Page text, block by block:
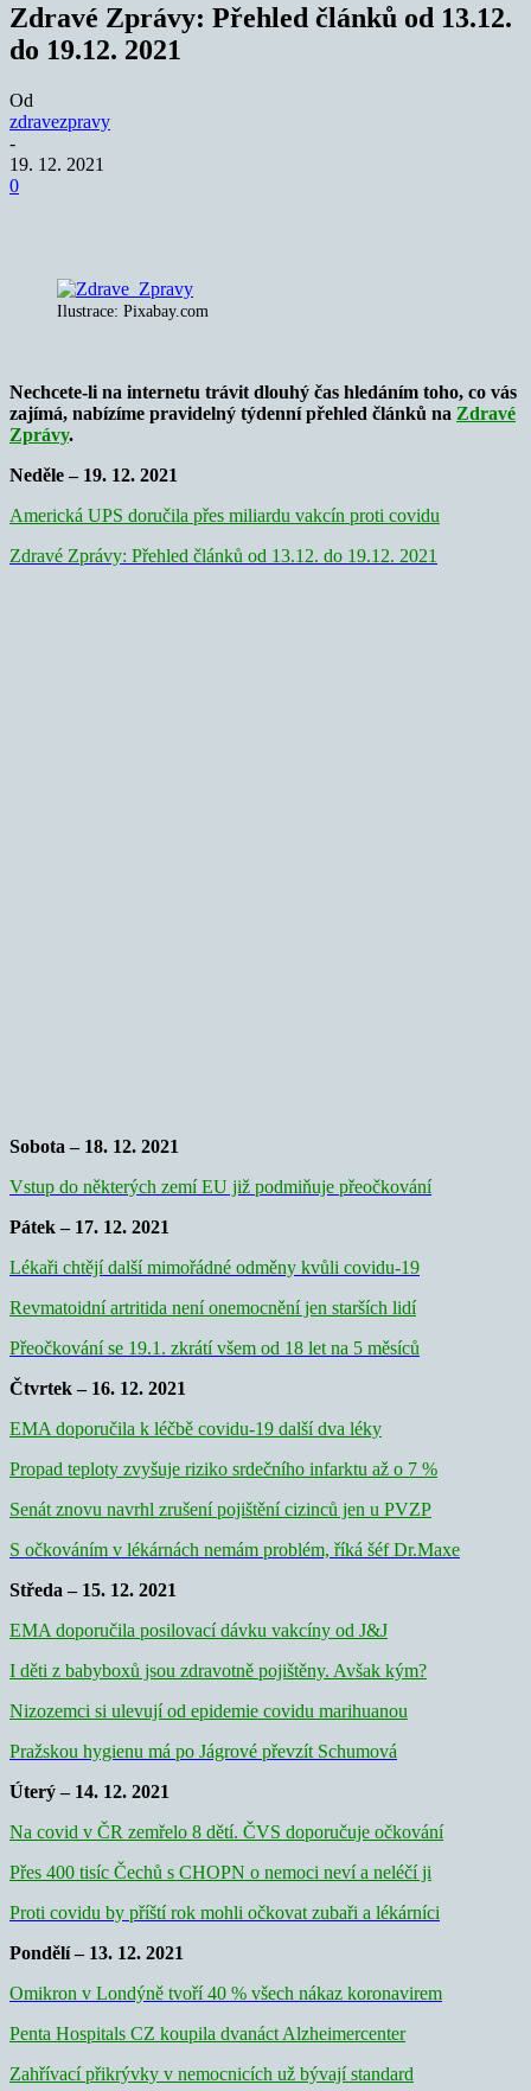
Zdravé Zprávy: Přehled článků od 13.12.
do 19.12. 2021
Od
zdravezpravy
-
19. 12. 2021
0
Ilustrace: Pixabay.com
Nechcete-li na internetu trávit dlouhý čas hledáním toho, co vás
zajímá, nabízíme pravidelný týdenní přehled článků na Zdravé
Zprávy.
Neděle – 19. 12. 2021
Americká UPS doručila přes miliardu vakcín proti covidu
Zdravé Zprávy: Přehled článků od 13.12. do 19.12. 2021
Sobota – 18. 12. 2021
Vstup do některých zemí EU již podmiňuje přeočkování
Pátek – 17. 12. 2021
Lékaři chtějí další mimořádné odměny kvůli covidu-19
Revmatoidní artritida není onemocnění jen starších lidí
Přeočkování se 19.1. zkrátí všem od 18 let na 5 měsíců
Čtvrtek – 16. 12. 2021
EMA doporučila k léčbě covidu-19 další dva léky
Propad teploty zvyšuje riziko srdečního infarktu až o 7 %
Senát znovu navrhl zrušení pojištění cizinců jen u PVZP
S očkováním v lékárnách nemám problém, říká šéf Dr.Maxe
Středa – 15. 12. 2021
EMA doporučila posilovací dávku vakcíny od J&J
I děti z babyboxů jsou zdravotně pojištěny. Avšak kým?
Nizozemci si ulevují od epidemie covidu marihuanou
Pražskou hygienu má po Jágrové převzít Schumová
Úterý – 14. 12. 2021
Na covid v ČR zemřelo 8 dětí. ČVS doporučuje očkování
Přes 400 tisíc Čechů s CHOPN o nemoci neví a neléčí ji
Proti covidu by příští rok mohli očkovat zubaři a lékárníci
Pondělí – 13. 12. 2021
Omikron v Londýně tvoří 40 % všech nákaz koronavirem
Penta Hospitals CZ koupila dvanáct Alzheimercenter
Zahřívací přikrývky v nemocnicích už bývají standard